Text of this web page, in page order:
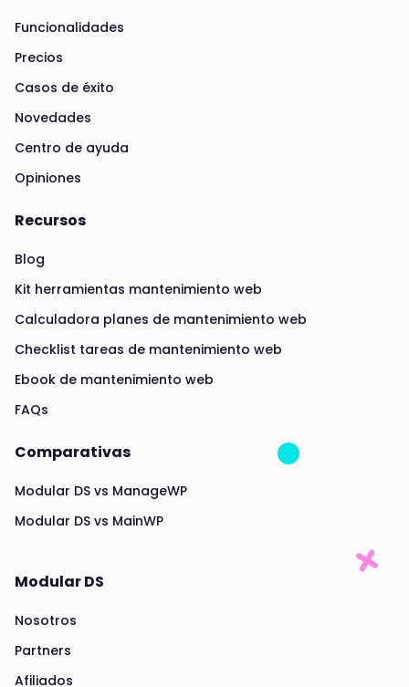
Funcionalidades
Precios
Casos de éxito
Novedades
Centro de ayuda
Opiniones
Recursos
Blog
Kit herramientas mantenimiento web
Calculadora planes de mantenimiento web
Checklist tareas de mantenimiento web
Ebook de mantenimiento web
FAQs
Comparativas
Modular DS vs ManageWP
Modular DS vs MainWP
Modular DS
Nosotros
Partners
Afiliados